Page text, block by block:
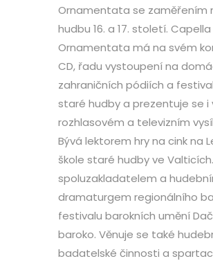
Ornamentata se zaměřením
hudbu 16. a 17. století. Capella
Ornamentata má na svém
CD, řadu vystoupení na
zahraničních pódiích a
staré hudby a prezentuje se i
rozhlasovém a televizním
Bývá lektorem hry na cink na
škole staré hudby ve
spoluzakladatelem a
dramaturgem regionálního
festivalu barokních umění
baroko. Věnuje se také
badatelské činnosti a